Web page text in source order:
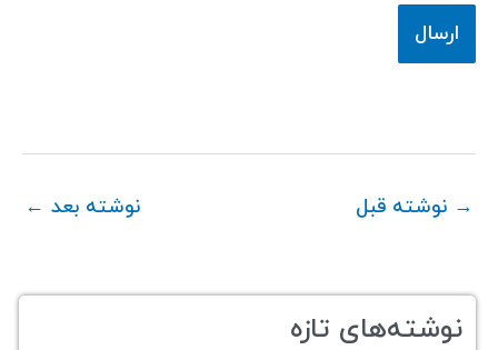
→ نوشته قبل نوشته بعد ←
نوشته‌های تازه